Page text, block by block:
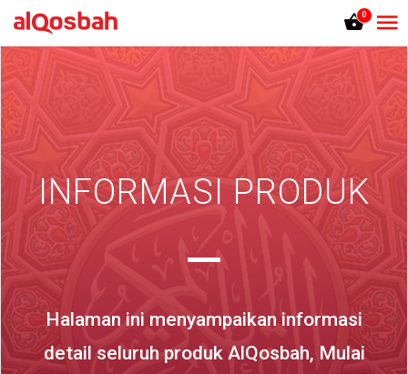
0
INFORMASI PRODUK
Halaman ini menyampaikan informasi
detail seluruh produk AlQosbah, Mulai